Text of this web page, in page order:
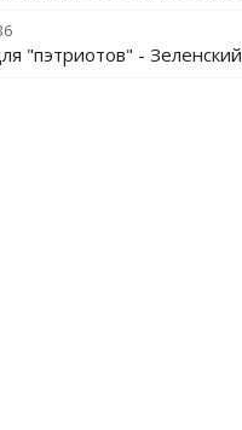
"пэтриотов" - Зеленский